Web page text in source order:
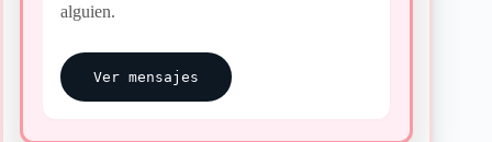
alguien.
Ver mensajes